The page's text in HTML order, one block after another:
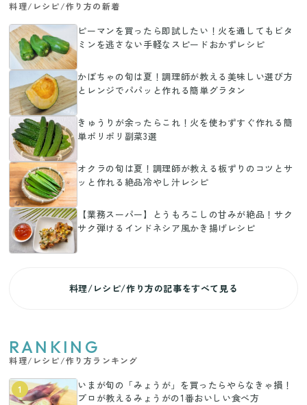
料理/レシピ/作り方の新着
ピーマンを買ったら即試したい！火を通してもビタ
ミンを逃さない手軽なスピードおかずレシピ
かぼちゃの旬は夏！調理師が教える美味しい選び方
とレンジでパパッと作れる簡単グラタン
きゅうりが余ったらこれ！火を使わずすぐ作れる簡
単ポリポリ副菜3選
オクラの旬は夏！調理師が教える板ずりのコツとサ
ッと作れる絶品冷やし汁レシピ
【業務スーパー】とうもろこしの甘みが絶品！サク
サク弾けるインドネシア風かき揚げレシピ
料理/レシピ/作り方の記事をすべて見る
RANKING
料理/レシピ/作り方ランキング
1
いまが旬の「みょうが」を買ったらやらなきゃ損！
プロが教えるみょうがの1番おいしい食べ方